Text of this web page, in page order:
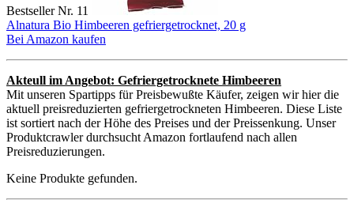
Bestseller Nr. 11
Alnatura Bio Himbeeren gefriergetrocknet, 20 g
Bei Amazon kaufen
Akteull im Angebot: Gefriergetrocknete Himbeeren
Mit unseren Spartipps für Preisbewußte Käufer, zeigen wir hier die
aktuell preisreduzierten gefriergetrockneten Himbeeren. Diese Liste
ist sortiert nach der Höhe des Preises und der Preissenkung. Unser
Produktcrawler durchsucht Amazon fortlaufend nach allen
Preisreduzierungen.
Keine Produkte gefunden.